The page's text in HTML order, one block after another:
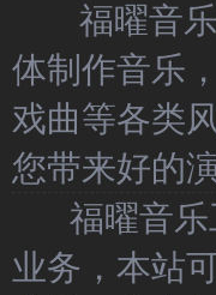
福曜音乐
体制作音乐
戏曲等各类
您带来好的
福曜音乐
业务，本站